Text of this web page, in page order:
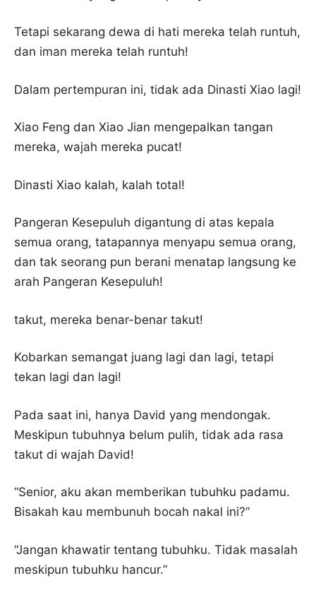
Tetapi sekarang dewa di hati mereka telah runtuh,
dan iman mereka telah runtuh!
Dalam pertempuran ini, tidak ada Dinasti Xiao lagi!
Xiao Feng dan Xiao Jian mengepalkan tangan
mereka, wajah mereka pucat!
Dinasti Xiao kalah, kalah total!
Pangeran Kesepuluh digantung di atas kepala
semua orang, tatapannya menyapu semua orang,
dan tak seorang pun berani menatap langsung ke
arah Pangeran Kesepuluh!
takut, mereka benar-benar takut!
Kobarkan semangat juang lagi dan lagi, tetapi
tekan lagi dan lagi!
Pada saat ini, hanya David yang mendongak.
Meskipun tubuhnya belum pulih, tidak ada rasa
takut di wajah David!
“Senior, aku akan memberikan tubuhku padamu.
Bisakah kau membunuh bocah nakal ini?”
“Jangan khawatir tentang tubuhku. Tidak masalah
meskipun tubuhku hancur.”